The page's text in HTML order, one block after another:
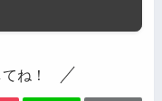
ね！